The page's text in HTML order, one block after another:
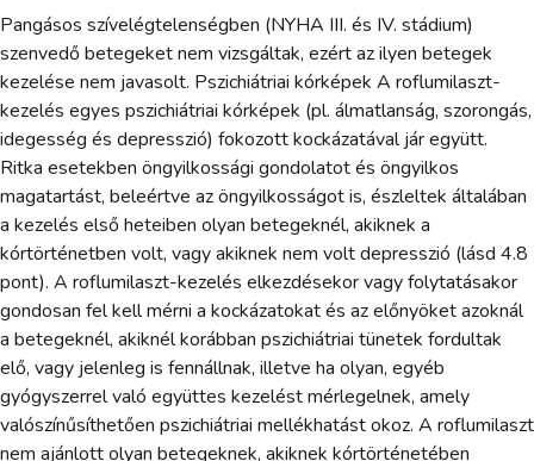
Pangásos szívelégtelenségben (NYHA III. és IV. stádium)
szenvedő betegeket nem vizsgáltak, ezért az ilyen betegek
kezelése nem javasolt. Pszichiátriai kórképek A roflumilaszt-
kezelés egyes pszichiátriai kórképek (pl. álmatlanság, szorongás,
idegesség és depresszió) fokozott kockázatával jár együtt.
Ritka esetekben öngyilkossági gondolatot és öngyilkos
magatartást, beleértve az öngyilkosságot is, észleltek általában
a kezelés első heteiben olyan betegeknél, akiknek a
kórtörténetben volt, vagy akiknek nem volt depresszió (lásd 4.8
pont). A roflumilaszt-kezelés elkezdésekor vagy folytatásakor
gondosan fel kell mérni a kockázatokat és az előnyöket azoknál
a betegeknél, akiknél korábban pszichiátriai tünetek fordultak
elő, vagy jelenleg is fennállnak, illetve ha olyan, egyéb
gyógyszerrel való együttes kezelést mérlegelnek, amely
valószínűsíthetően pszichiátriai mellékhatást okoz. A roflumilaszt
nem ajánlott olyan betegeknek, akiknek kórtörténetében